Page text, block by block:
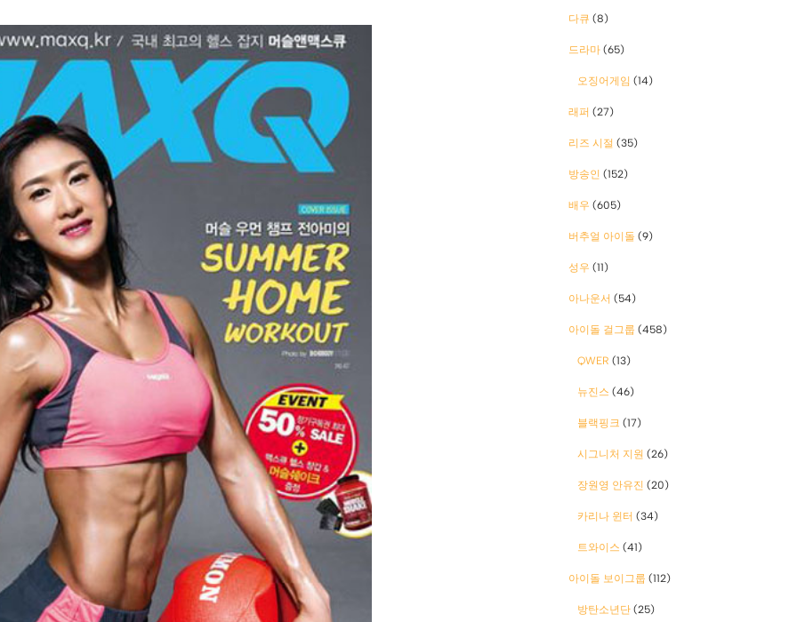
다큐 (8)
드라마 (65)
오징어게임 (14)
래퍼 (27)
리즈 시절 (35)
방송인 (152)
배우 (605)
버추얼 아이돌 (9)
성우 (11)
아나운서 (54)
아이돌 걸그룹 (458)
QWER (13)
뉴진스 (46)
블랙핑크 (17)
시그니처 지원 (26)
장원영 안유진 (20)
카리나 윈터 (34)
트와이스 (41)
아이돌 보이그룹 (112)
방탄소년단 (25)